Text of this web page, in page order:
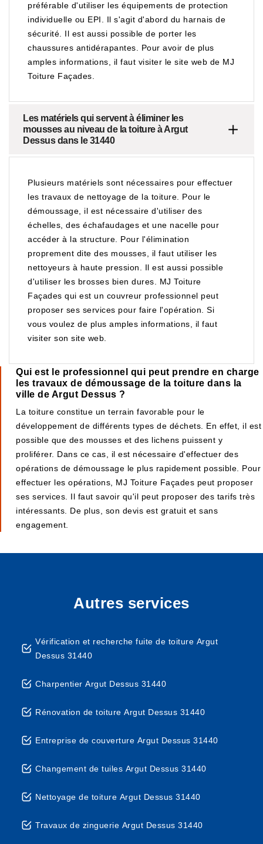
préférable d'utiliser les équipements de protection
individuelle ou EPI. Il s'agit d'abord du harnais de
sécurité. Il est aussi possible de porter les
chaussures antidérapantes. Pour avoir de plus
amples informations, il faut visiter le site web de MJ
Toiture Façades.
Les matériels qui servent à éliminer les
mousses au niveau de la toiture à Argut
Dessus dans le 31440
Plusieurs matériels sont nécessaires pour effectuer
les travaux de nettoyage de la toiture. Pour le
démoussage, il est nécessaire d'utiliser des
échelles, des échafaudages et une nacelle pour
accéder à la structure. Pour l'élimination
proprement dite des mousses, il faut utiliser les
nettoyeurs à haute pression. Il est aussi possible
d'utiliser les brosses bien dures. MJ Toiture
Façades qui est un couvreur professionnel peut
proposer ses services pour faire l'opération. Si
vous voulez de plus amples informations, il faut
visiter son site web.
Qui est le professionnel qui peut prendre en charge
les travaux de démoussage de la toiture dans la
ville de Argut Dessus ?
La toiture constitue un terrain favorable pour le
développement de différents types de déchets. En effet, il est
possible que des mousses et des lichens puissent y
proliférer. Dans ce cas, il est nécessaire d'effectuer des
opérations de démoussage le plus rapidement possible. Pour
effectuer les opérations, MJ Toiture Façades peut proposer
ses services. Il faut savoir qu'il peut proposer des tarifs très
intéressants. De plus, son devis est gratuit et sans
engagement.
Autres services
Vérification et recherche fuite de toiture Argut
Dessus 31440
Charpentier Argut Dessus 31440
Rénovation de toiture Argut Dessus 31440
Entreprise de couverture Argut Dessus 31440
Changement de tuiles Argut Dessus 31440
Nettoyage de toiture Argut Dessus 31440
Travaux de zinguerie Argut Dessus 31440